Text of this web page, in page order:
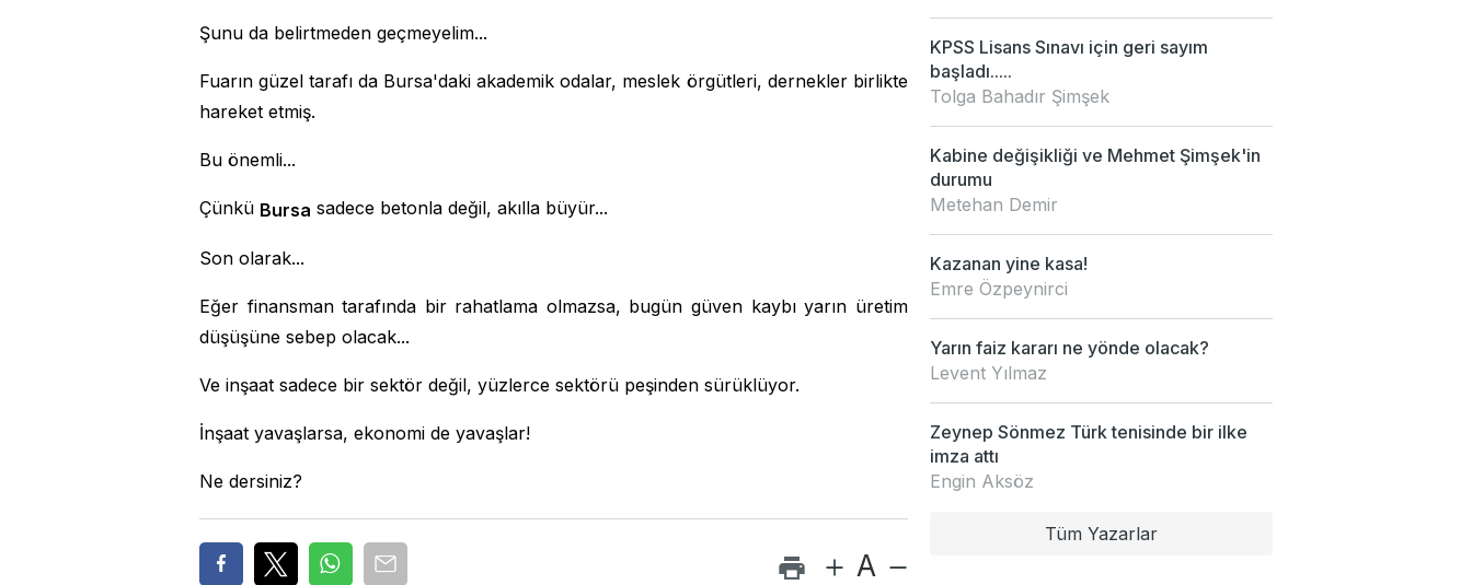
Şunu da belirtmeden geçmeyelim...
Fuarın güzel tarafı da Bursa'daki akademik odalar, meslek örgütleri, dernekler birlikte
hareket etmiş.
Bu önemli...
Çünkü Bursa sadece betonla değil, akılla büyür...
Son olarak...
Eğer finansman tarafında bir rahatlama olmazsa, bugün güven kaybı yarın üretim
düşüşüne sebep olacak...
Ve inşaat sadece bir sektör değil, yüzlerce sektörü peşinden sürüklüyor.
İnşaat yavaşlarsa, ekonomi de yavaşlar!
Ne dersiniz?
A
KPSS Lisans Sınavı için geri sayım
başladı.....
Tolga Bahadır Şimşek
Kabine değişikliği ve Mehmet Şimşek'in
durumu
Metehan Demir
Kazanan yine kasa!
Emre Özpeynirci
Yarın faiz kararı ne yönde olacak?
Levent Yılmaz
Zeynep Sönmez Türk tenisinde bir ilke
imza attı
Engin Aksöz
Tüm Yazarlar